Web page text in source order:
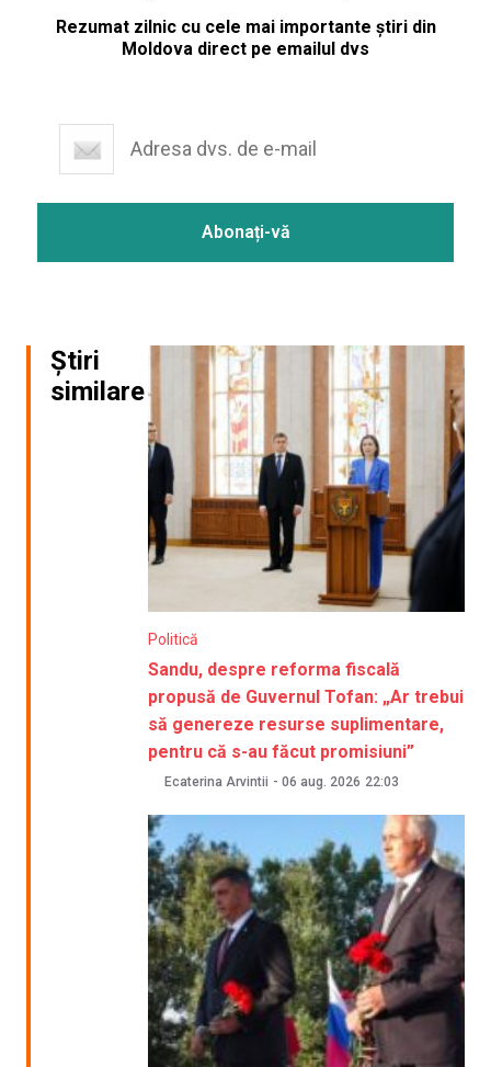
Rezumat zilnic cu cele mai importante știri din
Moldova direct pe emailul dvs
Știri
similare
Politică
Sandu, despre reforma fiscală
propusă de Guvernul Tofan: „Ar trebui
să genereze resurse suplimentare,
pentru că s-au făcut promisiuni”
Ecaterina Arvintii - 06 aug. 2026 22:03